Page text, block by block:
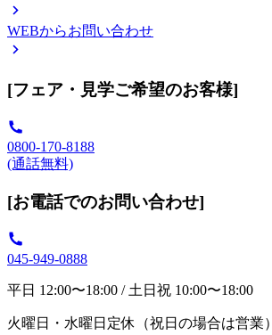
WEBからお問い合わせ
[フェア・見学ご希望のお客様]
0800-170-8188
(通話無料)
[お電話でのお問い合わせ]
045-949-0888
平日 12:00〜18:00 / 土日祝 10:00〜18:00
火曜日・水曜日定休（祝日の場合は営業）